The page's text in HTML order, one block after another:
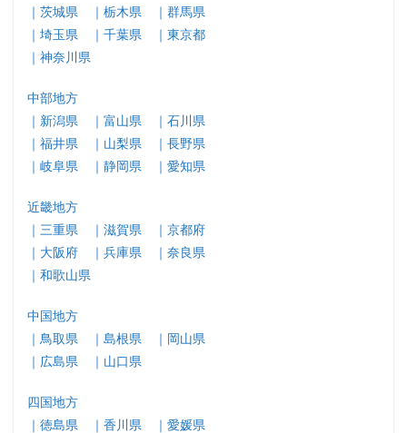
｜茨城県
｜栃木県
｜群馬県
｜埼玉県
｜千葉県
｜東京都
｜神奈川県
中部地方
｜新潟県
｜富山県
｜石川県
｜福井県
｜山梨県
｜長野県
｜岐阜県
｜静岡県 ｜愛知県
近畿地方
｜三重県
｜滋賀県
｜京都府
｜大阪府
｜兵庫県
｜奈良県
｜和歌山県
中国地方
｜鳥取県
｜島根県
｜岡山県
｜広島県
｜山口県
四国地方
｜徳島県
｜香川県
｜愛媛県